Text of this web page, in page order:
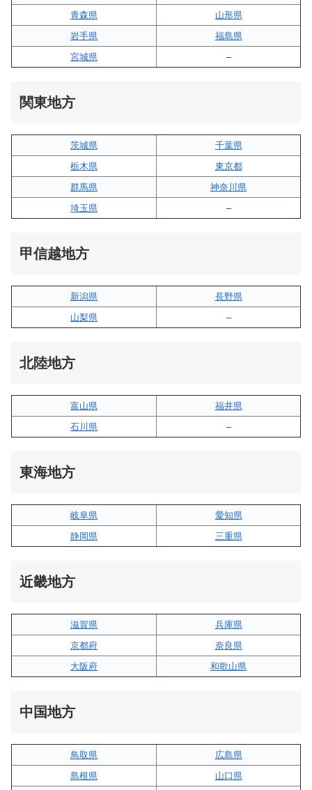
青森県
山形県
岩手県
福島県
宮城県
–
関東地方
茨城県
千葉県
栃木県
東京都
群馬県
神奈川県
埼玉県
–
甲信越地方
新潟県
長野県
山梨県
–
北陸地方
富山県
福井県
石川県
–
東海地方
岐阜県
愛知県
静岡県
三重県
近畿地方
滋賀県
兵庫県
京都府
奈良県
大阪府
和歌山県
中国地方
鳥取県
広島県
島根県
山口県